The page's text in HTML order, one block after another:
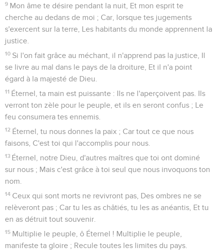
9 Mon âme te désire pendant la nuit, Et mon esprit te
cherche au dedans de moi ; Car, lorsque tes jugements
s'exercent sur la terre, Les habitants du monde apprennent la
justice.
10 Si l'on fait grâce au méchant, il n'apprend pas la justice, Il
se livre au mal dans le pays de la droiture, Et il n'a point
égard à la majesté de Dieu.
11 Éternel, ta main est puissante : Ils ne l'aperçoivent pas. Ils
verront ton zèle pour le peuple, et ils en seront confus ; Le
feu consumera tes ennemis.
12 Éternel, tu nous donnes la paix ; Car tout ce que nous
faisons, C'est toi qui l'accomplis pour nous.
13 Éternel, notre Dieu, d'autres maîtres que toi ont dominé
sur nous ; Mais c'est grâce à toi seul que nous invoquons ton
nom.
14 Ceux qui sont morts ne revivront pas, Des ombres ne se
relèveront pas ; Car tu les as châtiés, tu les as anéantis, Et tu
en as détruit tout souvenir.
15 Multiplie le peuple, ô Éternel ! Multiplie le peuple,
manifeste ta gloire ; Recule toutes les limites du pays.